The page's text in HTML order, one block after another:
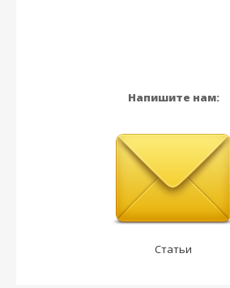
Напишите нам:
Статьи